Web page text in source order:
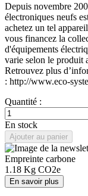
Depuis novembre
électroniques neufs
achetez un tel
vous financez la
d'équipements
varie selon le produit
Retrouvez plus
: http://www.eco-
Quantité :
En stock
Ajouter au panier
Empreinte carbone
1.18 Kg CO2e
En savoir plus